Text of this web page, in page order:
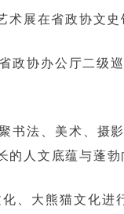
展在省政协文史
协办公厅二级
书法、美术、
人文底蕴与蓬勃
、大熊猫文化